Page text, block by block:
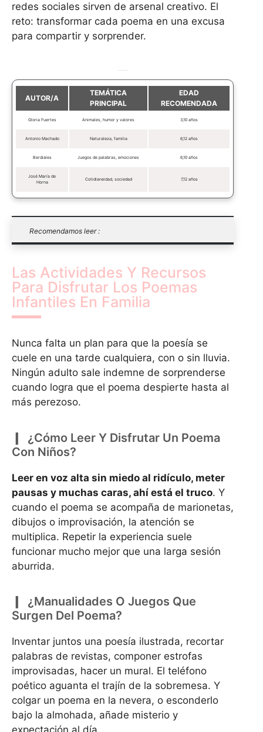
redes sociales sirven de arsenal creativo. El
reto: transformar cada poema en una excusa
para compartir y sorprender.
AUTOR/A
TEMÁTICA
PRINCIPAL
EDAD
RECOMENDADA
Gloria Fuertes Animales, humor y valores 3,10 años
Antonio Machado Naturaleza, familia 6,12 años
Berdiales Juegos de palabras, emociones 6,10 años
José María de
Horna
Cotidianeidad, sociedad 7,12 años
Recomendamos leer :
Las Actividades Y Recursos
Para Disfrutar Los Poemas
Infantiles En Familia
Nunca falta un plan para que la poesía se
cuele en una tarde cualquiera, con o sin lluvia.
Ningún adulto sale indemne de sorprenderse
cuando logra que el poema despierte hasta al
más perezoso.
¿Cómo Leer Y Disfrutar Un Poema
Con Niños?
Leer en voz alta sin miedo al ridículo, meter
pausas y muchas caras, ahí está el truco. Y
cuando el poema se acompaña de marionetas,
dibujos o improvisación, la atención se
multiplica. Repetir la experiencia suele
funcionar mucho mejor que una larga sesión
aburrida.
¿Manualidades O Juegos Que
Surgen Del Poema?
Inventar juntos una poesía ilustrada, recortar
palabras de revistas, componer estrofas
improvisadas, hacer un mural. El teléfono
poético aguanta el trajín de la sobremesa. Y
colgar un poema en la nevera, o esconderlo
bajo la almohada, añade misterio y